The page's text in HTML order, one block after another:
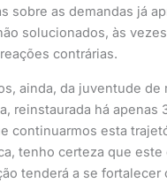
sobre as demandas já
solucionados, às
contrárias.
ainda, da juventude de
reinstaurada há apenas
continuarmos esta
tenho certeza que este
tenderá a se fortalecer